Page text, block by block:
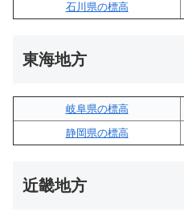
石川県の標高
東海地方
岐阜県の標高
静岡県の標高
近畿地方